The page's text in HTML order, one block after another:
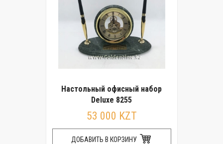
Настольный офисный набор
Deluxe 8255
53 000 KZT
ДОБАВИТЬ В КОРЗИНУ